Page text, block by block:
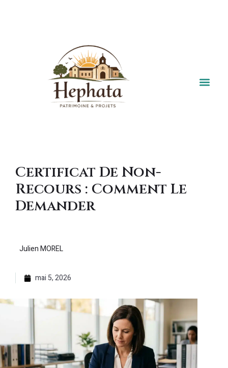
Certificat De Non-
Recours : Comment Le
Demander
Julien MOREL
mai 5, 2026